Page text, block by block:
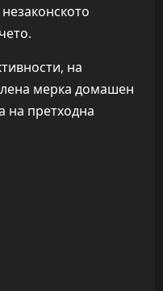
на
мерка домашен
на претходна